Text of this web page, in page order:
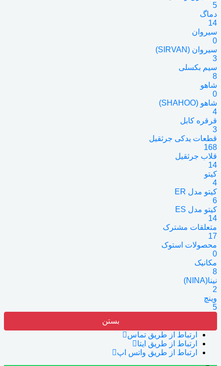
5
دماگ
14
سیروان
0
سیروان (SIRVAN)
3
سیم بکسلی
8
شاهو
0
شاهو (SHAHOO)
4
قرقره کابل
3
قطعات یدکی جرثقیل
168
قلاب جرثقیل
14
کیتو
4
کیتو مدل ER
6
کیتو مدل ES
14
متعلقات مشترک
17
محصولات استوک
0
مکانیک
8
نینا(NINA)
2
وینچ
5
بستن
ارتباط از طریق تماس
ارتباط از طریق ایتا
ارتباط از طریق واتس اپ